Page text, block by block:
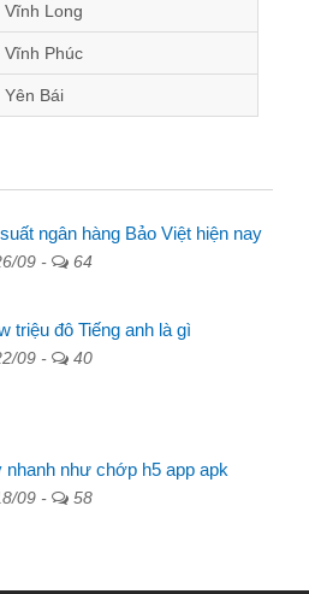
Long
Phúc
Bái
trên facebook. Tôi là
nhật bạn bè, mà đọc
định vay
trong 1-2 ngày tôi trả
thời và nhanh chóng
ngân hàng Bảo Việt hiện nay
09 - 64
triệu đô Tiếng anh là gì
09 - 40
nhanh như chớp h5 app apk
09 - 58